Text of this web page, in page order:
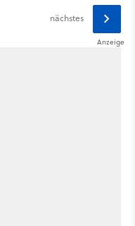
nächstes